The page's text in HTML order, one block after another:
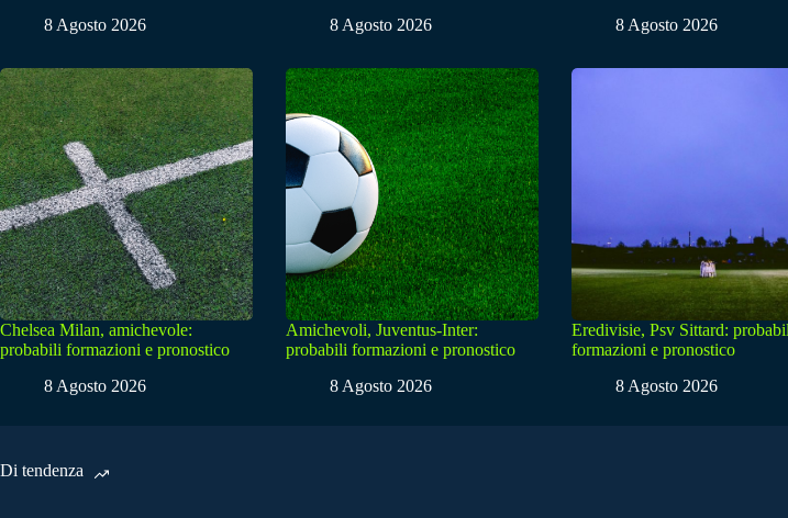
8 Agosto 2026
8 Agosto 2026
8 Agosto 2026
Chelsea Milan, amichevole:
probabili formazioni e pronostico
8 Agosto 2026
Amichevoli, Juventus-Inter:
probabili formazioni e pronostico
8 Agosto 2026
Eredivisie, Psv Sittard:
formazioni e pronostico
8 Agosto 2026
Di tendenza